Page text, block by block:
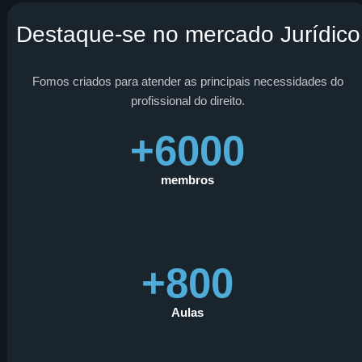
Destaque-se no mercado Jurídico
Fomos criados para atender as principais necessidades do
profissional do direito.
+6000
membros
+800
Aulas